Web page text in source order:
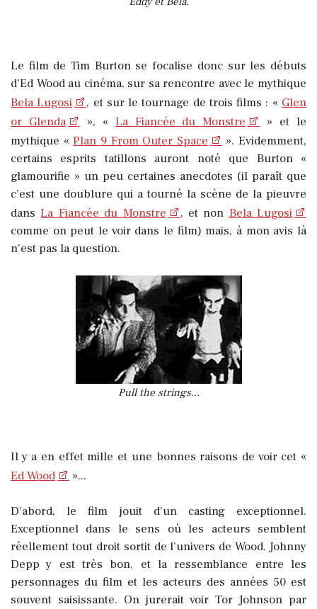
Le film de Tim Burton se focalise donc sur les débuts
d’Ed Wood au cinéma, sur sa rencontre avec le mythique
Bela Lugosi
, et sur le tournage de trois films : « Glen
or Glenda
», « La Fiancée du Monstre
» et le
mythique «Plan 9 From Outer Space ». Evidemment,
certains esprits tatillons auront noté que Burton «
glamourifie » un peu certaines anecdotes (il paraît que
c’est une doublure qui a tourné la scène de la pieuvre
dansLa Fiancée du Monstre , et non Bela Lugosi
comme on peut le voir dans le film) mais, à mon avis là
n’est pas la question.
Pull the strings...
Il y a en effet mille et une bonnes raisons de voir cet «
Ed Wood
»...
D’abord, le film jouit d’un casting exceptionnel.
Exceptionnel dans le sens où les acteurs semblent
réellement tout droit sortit de l’univers de Wood. Johnny
Depp y est très bon, et la ressemblance entre les
personnages du film et les acteurs des années 50 est
souvent saisissante. On jurerait voir Tor Johnson par